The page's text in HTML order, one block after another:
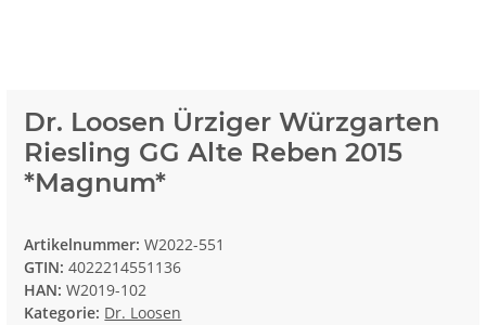
Dr. Loosen Ürziger Würzgarten
Riesling GG Alte Reben 2015
*Magnum*
Artikelnummer:W2022-551
GTIN: 4022214551136
HAN: W2019-102
Kategorie: Dr. Loosen